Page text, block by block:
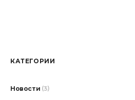
КАТЕГОРИИ
Новости (3)